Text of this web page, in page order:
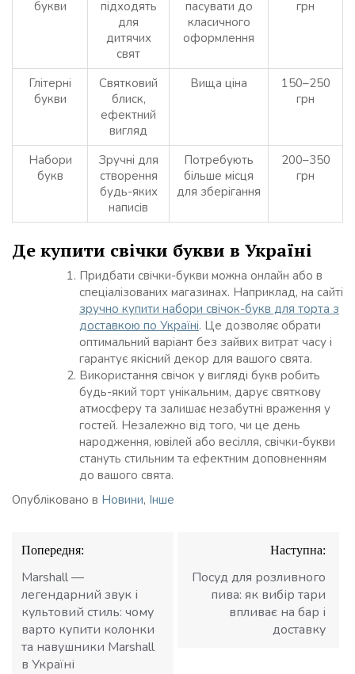
букви
підходять
для
дитячих
свят
пасувати до
класичного
оформлення
грн
Глітерні
букви
Святковий
блиск,
ефектний
вигляд
Вища ціна
150–250
грн
Набори
букв
Зручні для
створення
будь-яких
написів
Потребують
більше місця
для зберігання
200–350
грн
Де купити свічки букви в Україні
Придбати свічки-букви можна онлайн або в
спеціалізованих магазинах. Наприклад, на сайті
зручно купити набори свічок-букв для торта з
доставкою по Україні. Це дозволяє обрати
оптимальний варіант без зайвих витрат часу і
гарантує якісний декор для вашого свята.
Використання свічок у вигляді букв робить
будь-який торт унікальним, дарує святкову
атмосферу та залишає незабутні враження у
гостей. Незалежно від того, чи це день
народження, ювілей або весілля, свічки-букви
стануть стильним та ефектним доповненням
до вашого свята.
Опубліковано в Новини, Інше
Навігація
записів
Попередня:
Marshall —
легендарний звук і
культовий стиль: чому
варто купити колонки
та навушники Marshall
в Україні
Наступна:
Посуд для розливного
пива: як вибір тари
впливає на бар і
доставку